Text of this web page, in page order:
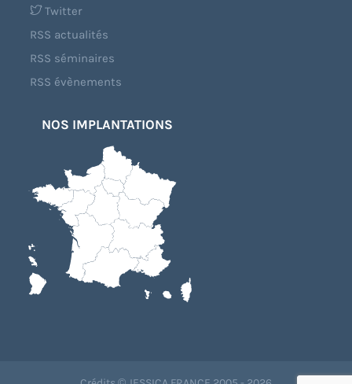
Twitter
RSS actualités
RSS séminaires
RSS évènements
NOS IMPLANTATIONS